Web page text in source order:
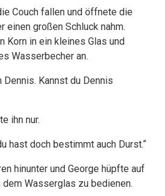
Couch fallen und öffnete die
einen großen Schluck nahm.
Korn in ein kleines Glas und
Wasserbecher an.
Dennis. Kannst du Dennis
ihn nur.
hast doch bestimmt auch Durst.“
hinunter und George hüpfte auf
dem Wasserglas zu bedienen.